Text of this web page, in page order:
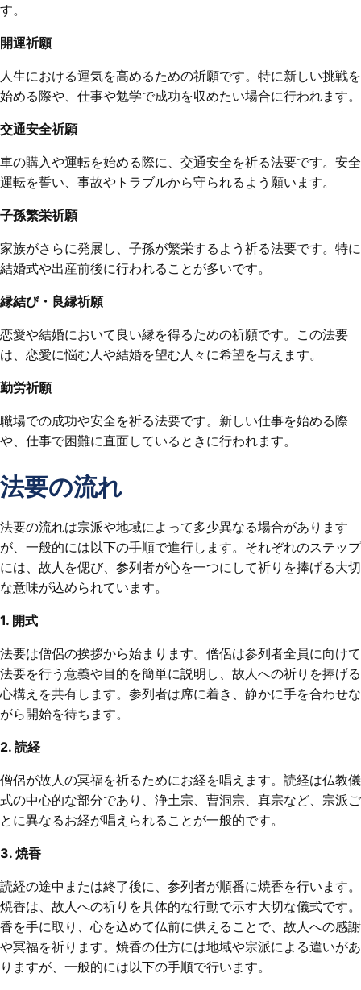
す。
開運祈願
人生における運気を高めるための祈願です。特に新しい挑戦を
始める際や、仕事や勉学で成功を収めたい場合に行われます。
交通安全祈願
車の購入や運転を始める際に、交通安全を祈る法要です。安全
運転を誓い、事故やトラブルから守られるよう願います。
子孫繁栄祈願
家族がさらに発展し、子孫が繁栄するよう祈る法要です。特に
結婚式や出産前後に行われることが多いです。
縁結び・良縁祈願
恋愛や結婚において良い縁を得るための祈願です。この法要
は、恋愛に悩む人や結婚を望む人々に希望を与えます。
勤労祈願
職場での成功や安全を祈る法要です。新しい仕事を始める際
や、仕事で困難に直面しているときに行われます。
法要の流れ
法要の流れは宗派や地域によって多少異なる場合があります
が、一般的には以下の手順で進行します。それぞれのステップ
には、故人を偲び、参列者が心を一つにして祈りを捧げる大切
な意味が込められています。
1. 開式
法要は僧侶の挨拶から始まります。僧侶は参列者全員に向けて
法要を行う意義や目的を簡単に説明し、故人への祈りを捧げる
心構えを共有します。参列者は席に着き、静かに手を合わせな
がら開始を待ちます。
2. 読経
僧侶が故人の冥福を祈るためにお経を唱えます。読経は仏教儀
式の中心的な部分であり、浄土宗、曹洞宗、真宗など、宗派ご
とに異なるお経が唱えられることが一般的です。
3. 焼香
読経の途中または終了後に、参列者が順番に焼香を行います。
焼香は、故人への祈りを具体的な行動で示す大切な儀式です。
香を手に取り、心を込めて仏前に供えることで、故人への感謝
や冥福を祈ります。焼香の仕方には地域や宗派による違いがあ
りますが、一般的には以下の手順で行います。